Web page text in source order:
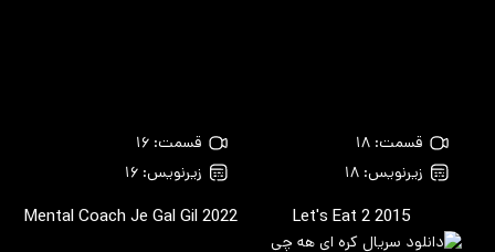
قسمت: ۱۸
زیرنویس: ۱۸
Let's Eat 22015
قسمت: ۱۶
زیرنویس: ۱۶
Mental Coach Je Gal Gil2022